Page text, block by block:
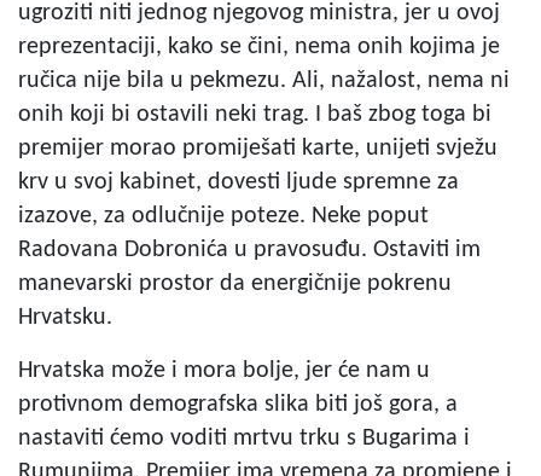
ugroziti niti jednog njegovog ministra, jer u ovoj
reprezentaciji, kako se čini, nema onih kojima je
ručica nije bila u pekmezu. Ali, nažalost, nema ni
onih koji bi ostavili neki trag. I baš zbog toga bi
premijer morao promiješati karte, unijeti svježu
krv u svoj kabinet, dovesti ljude spremne za
izazove, za odlučnije poteze. Neke poput
Radovana Dobronića u pravosuđu. Ostaviti im
manevarski prostor da energičnije pokrenu
Hrvatsku.
Hrvatska može i mora bolje, jer će nam u
protivnom demografska slika biti još gora, a
nastaviti ćemo voditi mrtvu trku s Bugarima i